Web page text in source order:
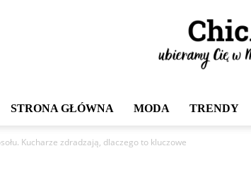
STRONA GŁÓWNA MODA TRENDY
Kucharze zdradzają, dlaczego to kluczowe